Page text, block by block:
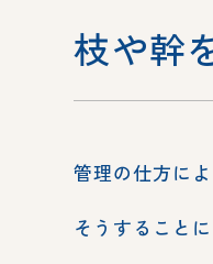
枝や幹
管理の仕方に
そうすること